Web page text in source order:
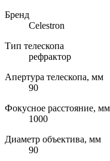
Бренд
Celestron
Тип телескопа
рефрактор
Апертура телескопа, мм
90
Фокусное расстояние, мм
1000
Диаметр объектива, мм
90